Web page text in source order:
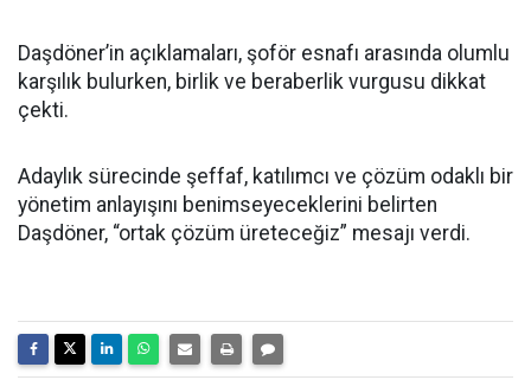
Daşdöner’in açıklamaları, şoför esnafı arasında olumlu
karşılık bulurken, birlik ve beraberlik vurgusu dikkat
çekti.
Adaylık sürecinde şeffaf, katılımcı ve çözüm odaklı bir
yönetim anlayışını benimseyeceklerini belirten
Daşdöner, “ortak çözüm üreteceğiz” mesajı verdi.